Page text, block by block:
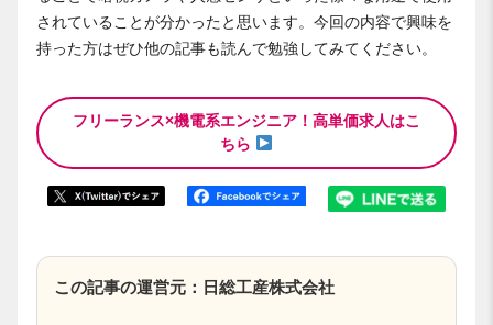
されていることが分かったと思います。今回の内容で興味を
持った方はぜひ他の記事も読んで勉強してみてください。
フリーランス×機電系エンジニア！高単価求人はこ
ちら
この記事の運営元：日総工産株式会社